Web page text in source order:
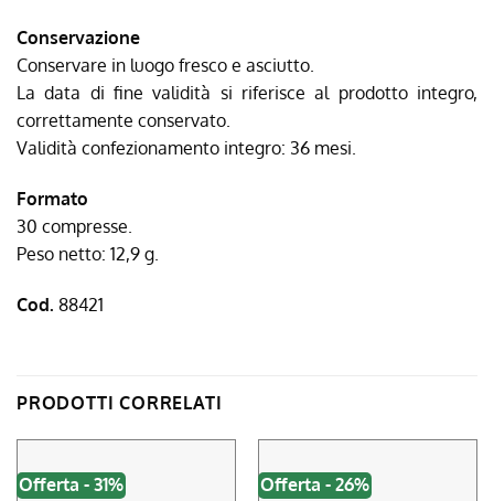
Conservazione
Conservare in luogo fresco e asciutto.
La data di fine validità si riferisce al prodotto integro,
correttamente conservato.
Validità confezionamento integro: 36 mesi.
Formato
30 compresse.
Peso netto: 12,9 g.
Cod. 88421
PRODOTTI CORRELATI
Offerta - 31% Offerta - 26%